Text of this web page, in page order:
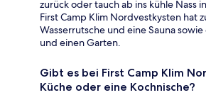
zurück oder tauch ab ins kühle Nass
First Camp Klim Nordvestkysten hat
Wasserrutsche und eine Sauna
und einen Garten.
Gibt es bei First Camp Klim
Küche oder eine Kochnische?